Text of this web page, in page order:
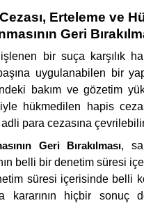
Erteleme ve
Geri
bir suça karşılık
uygulanabilen bir
bakım ve gözetim
hükmedilen hapis
para cezasına
Geri Bırakılması,
belli bir denetim süresi
süresi içerisinde belli
kararının hiçbir sonuç